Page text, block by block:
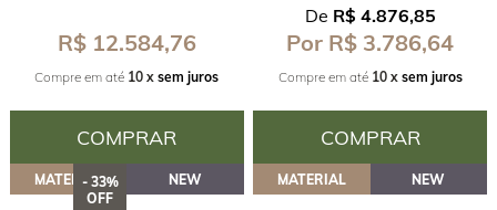
R$ 12.584,76
Compre em até 10 x sem juros
COMPRAR
De R$ 4.876,85
Por R$ 3.786,64
Compre em até 10 x sem juros
COMPRAR
- 33%
OFF
MATERIAL NEW MATERIAL NEW